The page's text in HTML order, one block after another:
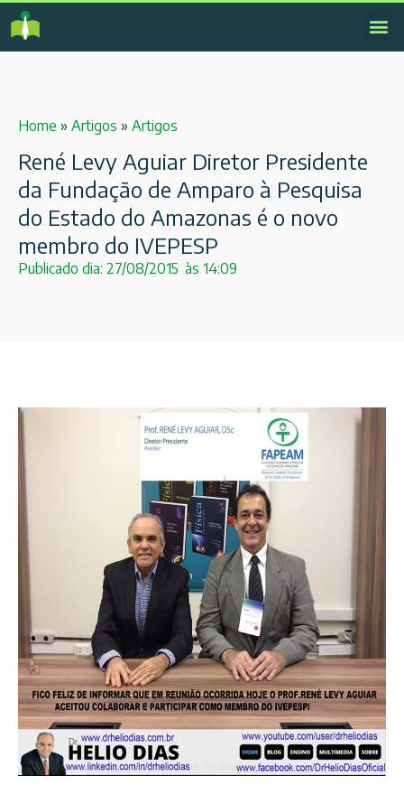
Home » Artigos » Artigos
René Levy Aguiar Diretor Presidente
da Fundação de Amparo à Pesquisa
do Estado do Amazonas é o novo
membro do IVEPESP
Publicado dia: 27/08/2015 às 14:09